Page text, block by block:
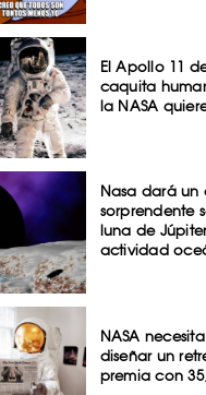
El Apollo 11
caquita
la NASA
Nasa dará un
sorprendente
luna de
actividad
NASA
diseñar un
premia con